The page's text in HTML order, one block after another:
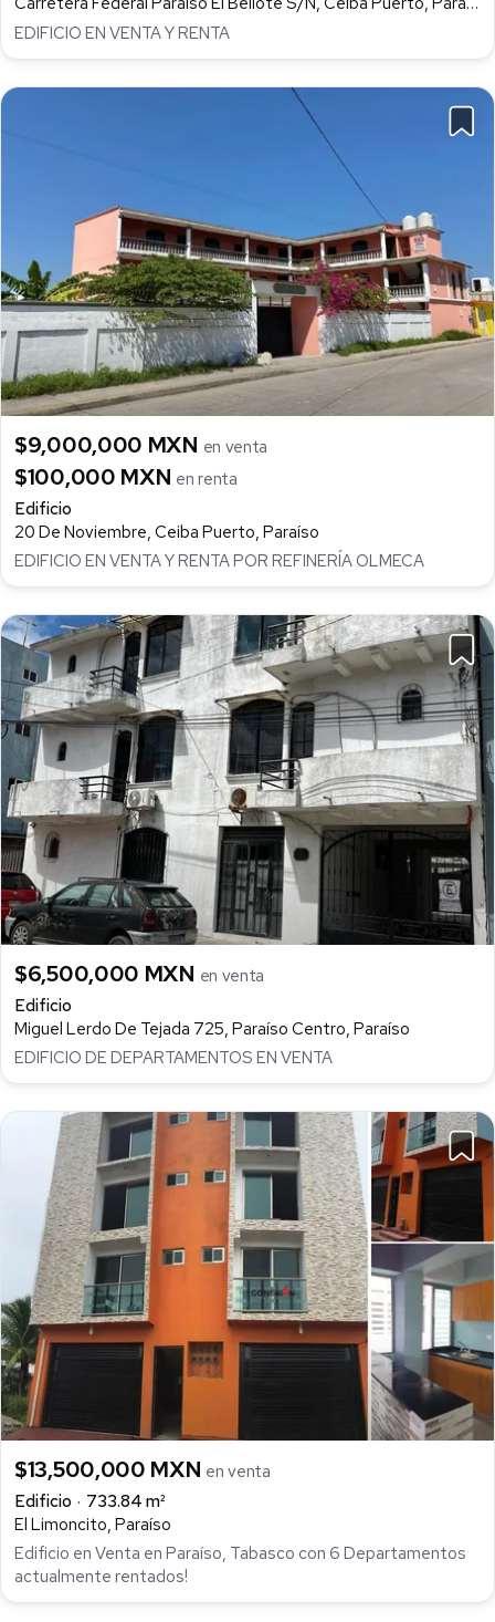
EDIFICIO EN VENTA Y RENTA
$9,000,000 MXN en venta
$100,000 MXN en renta
Edificio
20 De Noviembre, Ceiba Puerto, Paraíso
EDIFICIO EN VENTA Y RENTA POR REFINERÍA OLMECA
$6,500,000 MXN en venta
Edificio
Miguel Lerdo De Tejada 725, Paraíso Centro, Paraíso
EDIFICIO DE DEPARTAMENTOS EN VENTA
$13,500,000 MXN en venta
Edificio
733.84 m²
El Limoncito, Paraíso
Edificio en Venta en Paraíso, Tabasco con 6 Departamentos
actualmente rentados!